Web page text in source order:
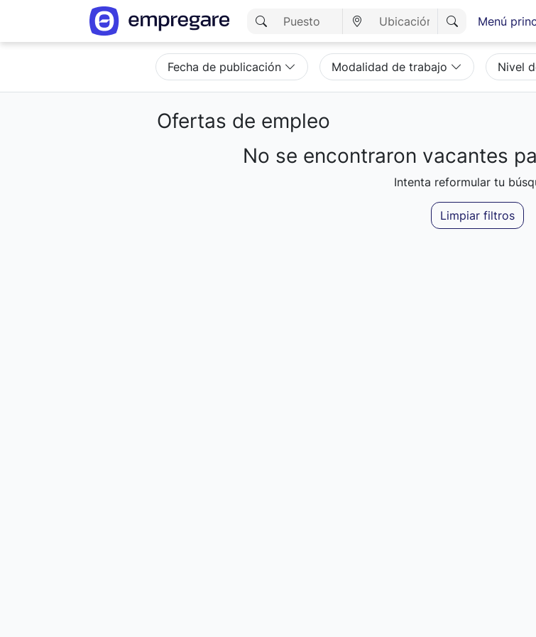
Menú
Fecha de publicación Modalidad de trabajo Nivel
Ofertas de empleo
Cargando resultados...No se encontraron vacantes
Intenta reformular tu
Limpiar filtros